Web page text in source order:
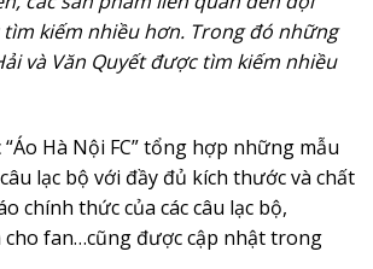
kiếm nhiều hơn. Trong đó những
và Văn Quyết được tìm kiếm nhiều
Hà Nội FC” tổng hợp những mẫu
lạc bộ với đầy đủ kích thước và chất
chính thức của các câu lạc bộ,
cho fan…cũng được cập nhật trong